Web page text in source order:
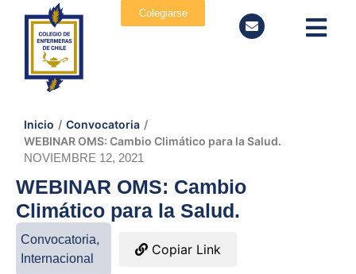
Colegiarse
Inicio / Convocatoria /
WEBINAR OMS: Cambio Climático para la Salud.
NOVIEMBRE 12, 2021
WEBINAR OMS: Cambio
Climático para la Salud.
Convocatoria,
Internacional
Copiar Link